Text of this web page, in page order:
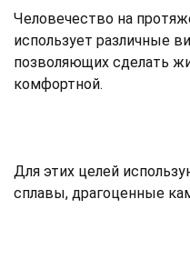
Человечество на
использует различные
позволяющих сделать
комфортной.
Для этих целей
сплавы, драгоценные